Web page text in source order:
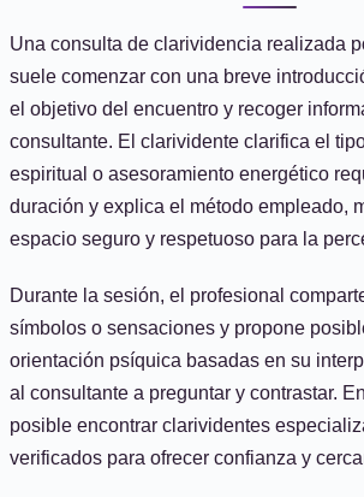
Una consulta de clarividencia realizada
suele comenzar con una breve
el objetivo del encuentro y recoger
consultante. El clarividente clarifica el
espiritual o asesoramiento energético
duración y explica el método empleado,
espacio seguro y respetuoso para la
Durante la sesión, el profesional
símbolos o sensaciones y propone
orientación psíquica basadas en su
al consultante a preguntar y contrastar.
posible encontrar clarividentes
verificados para ofrecer confianza y